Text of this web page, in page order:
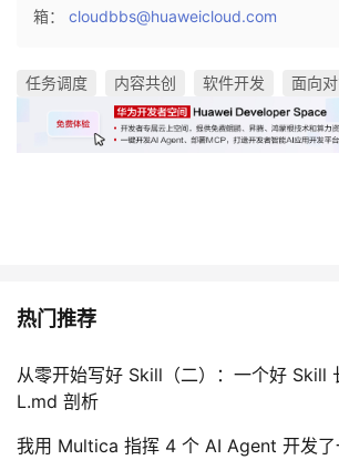
箱： cloudbbs@huaweicloud.com
任务调度 内容共创 软件开发 面向
热门推荐
从零开始写好 Skill（二）：一个好
L.md 剖析
我用 Multica 指挥 4 个 AI Agent 开发了